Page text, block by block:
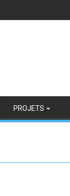
PROJETS